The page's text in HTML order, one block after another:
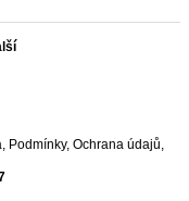
, Podmínky, Ochrana údajů,